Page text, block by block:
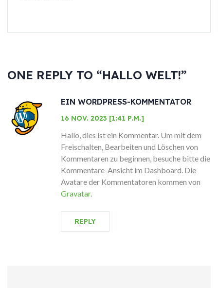
ONE REPLY TO “HALLO WELT!”
EIN WORDPRESS-KOMMENTATOR
16 NOV. 2023 [1:41 P.M.]
Hallo, dies ist ein Kommentar. Um mit dem
Freischalten, Bearbeiten und Löschen von
Kommentaren zu beginnen, besuche bitte die
Kommentare-Ansicht im Dashboard. Die
Avatare der Kommentatoren kommen von
Gravatar.
REPLY